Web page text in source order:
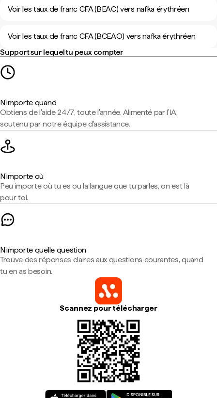
Voir les taux de franc CFA (BEAC) vers nafka érythréen
Voir les taux de franc CFA (BCEAO) vers nafka érythréen
Support sur lequel tu peux compter
N'importe quand
Obtiens de l'aide 24/7, toute l'année. Alimenté par l'IA,
soutenu par notre équipe d'assistance.
N'importe où
Peu importe où tu es ou la langue que tu parles, on est là
pour toi.
N'importe quelle question
Trouve des réponses claires aux questions courantes, quand
tu en as besoin.
Scannez pour télécharger